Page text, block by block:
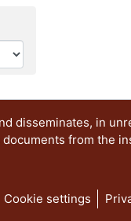
disseminates, in
from the
Cookie settings